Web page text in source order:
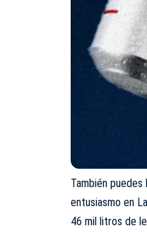
También puedes
entusiasmo en
46 mil litros de